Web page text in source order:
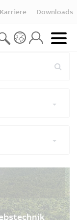
Karriere Downloads